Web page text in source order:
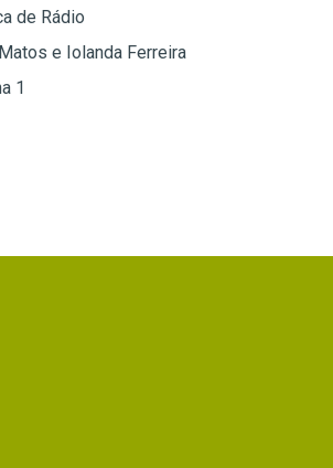
de Rádio
e Iolanda Ferreira
1